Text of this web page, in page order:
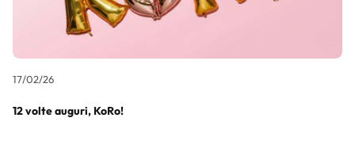
17/02/26
12 volte auguri, KoRo!